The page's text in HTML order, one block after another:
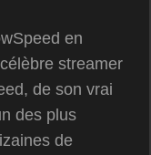
en
streamer
de son vrai
des plus
de